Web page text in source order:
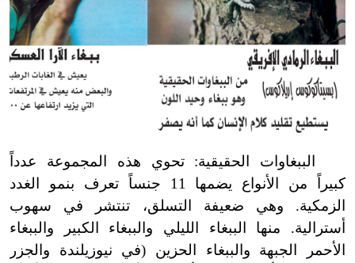
الببغاوات الحقيقية: تحوي هذه المجموعة عدداً
كبيراً من الأنواع يضمها 11 جنساً تعرف بنمو الغدد
الزمكية. وهي ضعيفة التسلق، تنتشر في سهوب
أسترالية. منها الببغاء الليلي والببغاء الكبير والببغاء
الأحمر الجبهة والببغاء الحزين (في نيوزيلندة والجزر